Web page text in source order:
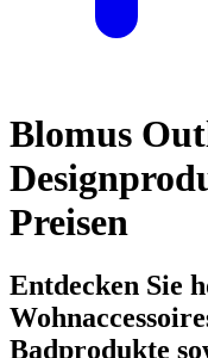
Blomus
Preisen
Entdecken Sie
Badprodukte